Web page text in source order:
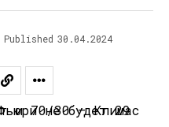
Published 30.04.2024